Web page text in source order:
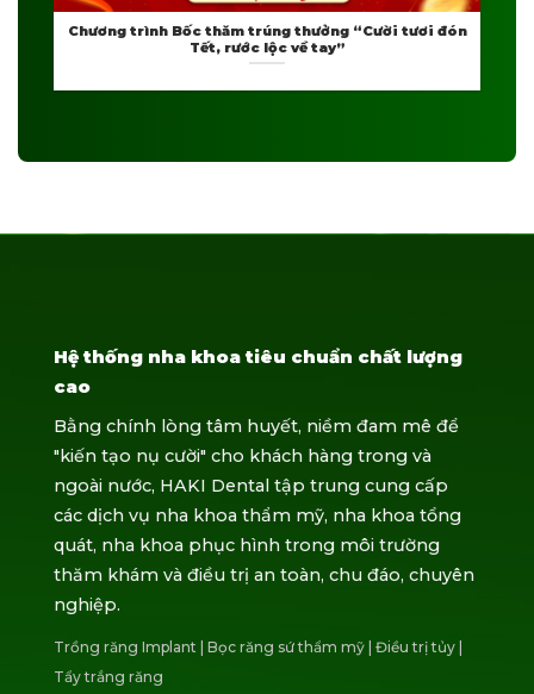
Chương trình Bốc thăm trúng thưởng “Cười tươi đón
Tết, rước lộc về tay”
Hệ thống nha khoa tiêu chuẩn chất lượng
cao
Bằng chính lòng tâm huyết, niềm đam mê để
"kiến tạo nụ cười" cho khách hàng trong và
ngoài nước, HAKI Dental tập trung cung cấp
các dịch vụ nha khoa thẩm mỹ, nha khoa tổng
quát, nha khoa phục hình trong môi trường
thăm khám và điều trị an toàn, chu đáo, chuyên
nghiệp.
Trồng răng Implant | Bọc răng sứ thẩm mỹ | Điều trị tủy |
Tẩy trắng răng